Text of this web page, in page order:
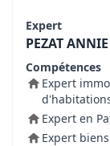
Expert
PEZAT ANNIE
Compétences
Expert
Expert en
Expert